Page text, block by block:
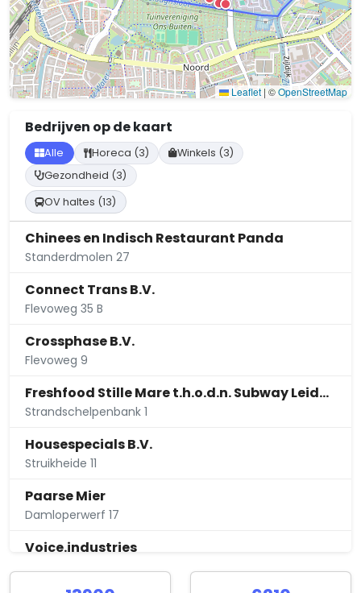
Leaflet |©OpenStreetMap
Bedrijven op de kaart
Alle Horeca (3)
Winkels (3)
Gezondheid (3)
OV haltes (13)
Chinees en Indisch Restaurant Panda
Standerdmolen 27
Connect Trans B.V.
Flevoweg 35 B
Crossphase B.V.
Flevoweg 9
Freshfood Stille Mare t.h.o.d.n. Subway Leiden Centrum
Strandschelpenbank 1
Housespecials B.V.
Struikheide 11
Paarse Mier
Damloperwerf 17
Voice.industries